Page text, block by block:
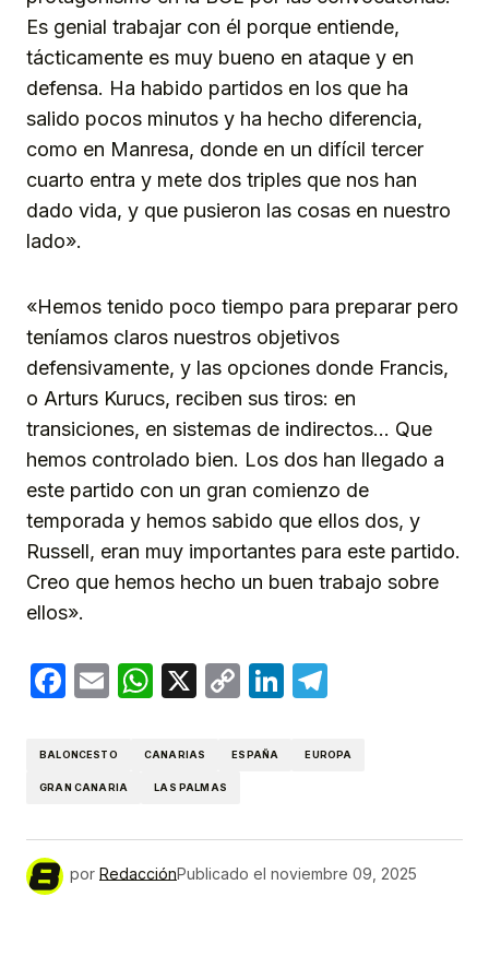
Es genial trabajar con él porque entiende,
tácticamente es muy bueno en ataque y en
defensa. Ha habido partidos en los que ha
salido pocos minutos y ha hecho diferencia,
como en Manresa, donde en un difícil tercer
cuarto entra y mete dos triples que nos han
dado vida, y que pusieron las cosas en nuestro
lado».
«Hemos tenido poco tiempo para preparar pero
teníamos claros nuestros objetivos
defensivamente, y las opciones donde Francis,
o Arturs Kurucs, reciben sus tiros: en
transiciones, en sistemas de indirectos… Que
hemos controlado bien. Los dos han llegado a
este partido con un gran comienzo de
temporada y hemos sabido que ellos dos, y
Russell, eran muy importantes para este partido.
Creo que hemos hecho un buen trabajo sobre
ellos».
Facebook
EmailWhatsApp
X
CopyLinkedIn
BALONCESTO CANARIAS ESPAÑA EUROPA
GRAN CANARIA LAS PALMAS
por RedacciónPublicado el noviembre 09, 2025